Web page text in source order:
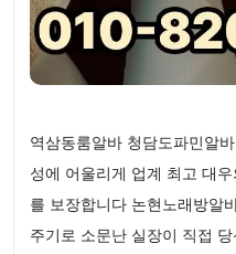
역삼동룸알바 청담도파민알
성에 어울리게 업계 최고 대
를 보장합니다 논현노래방알
주기로 소문난 실장이 직접